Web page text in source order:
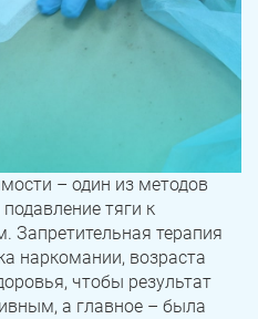
– один из методов
тяги к
Запретительная терапия
наркомании, возраста
чтобы результат
а главное – была